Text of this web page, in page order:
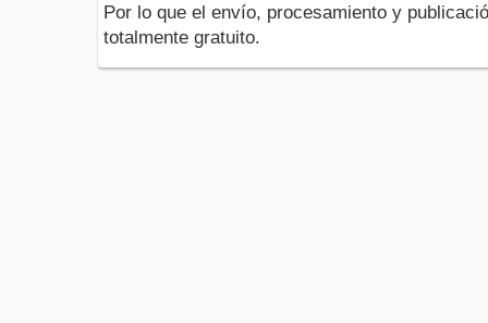
Por lo que el envío, procesamiento y
totalmente gratuito.